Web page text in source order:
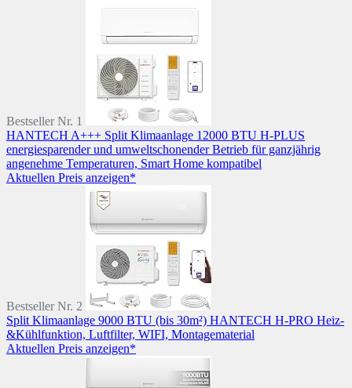
Bestseller Nr. 1
HANTECH A+++ Split Klimaanlage 12000 BTU H-PLUS
energiesparender und umweltschonender Betrieb für ganzjährig
angenehme Temperaturen, Smart Home kompatibel
Aktuellen Preis anzeigen*
Bestseller Nr. 2
Split Klimaanlage 9000 BTU (bis 30m²) HANTECH H-PRO Heiz-
&Kühlfunktion, Luftfilter, WIFI, Montagematerial
Aktuellen Preis anzeigen*